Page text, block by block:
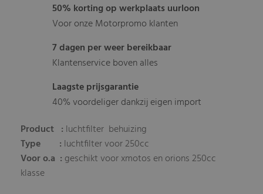
50% korting op werkplaats uurloon
Voor onze Motorpromo klanten
7 dagen per weer bereikbaar
Klantenservice boven alles
Laagste prijsgarantie
40% voordeliger dankzij eigen import
Product : luchtfilter behuizing
Type : luchtfilter voor 250cc
Voor o.a : geschikt voor xmotos en orions 250cc
klasse